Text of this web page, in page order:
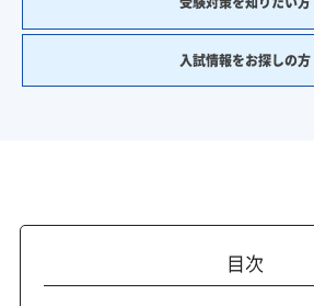
入試情報をお探しの方
目次